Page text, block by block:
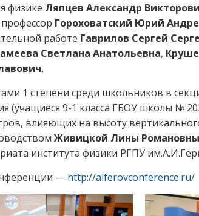
физике Ляпцев Александр
Гороховатский Юрий
работе Гаврилов Сергей
Светлана Анатольевна,
.
1 степени среди школьников в
(учащиеся 9-1 класса ГБОУ школы №
влияющих на высоту
Живицкой Лины Романовны
института физики РГПУ
— http://alferovconference.ru/